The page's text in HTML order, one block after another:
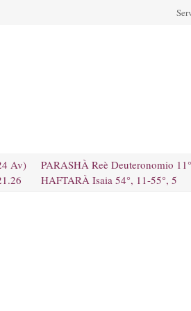
Av)
PARASHÀ Reè Deuteronomio
HAFTARÀ Isaia 54°, 11-55°, 5